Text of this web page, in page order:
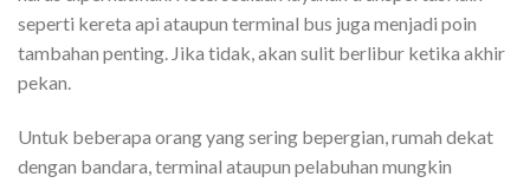
seperti kereta api ataupun terminal bus juga menjadi poin
tambahan penting. Jika tidak, akan sulit berlibur ketika akhir
pekan.
Untuk beberapa orang yang sering bepergian, rumah dekat
dengan bandara, terminal ataupun pelabuhan mungkin